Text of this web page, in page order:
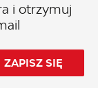
i otrzymuj